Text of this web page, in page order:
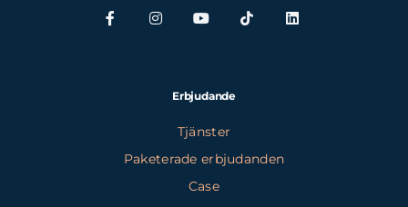
Erbjudande
Tjänster
Paketerade erbjudanden
Case